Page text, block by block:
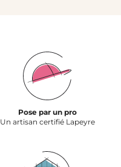
Pose par un pro
Un artisan certifié Lapeyre